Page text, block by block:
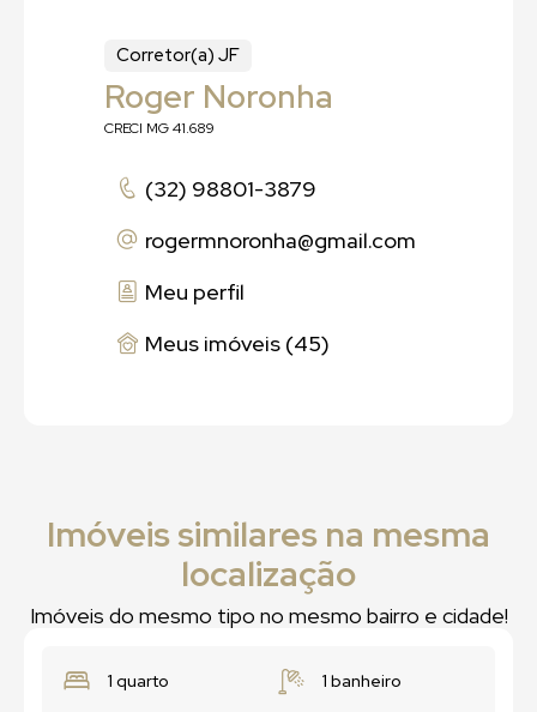
Corretor(a) JF
Roger Noronha
CRECI MG 41.689
(32) 98801-3879
rogermnoronha@gmail.com
Meu perfil
Meus imóveis (45)
Imóveis similares na mesma
localização
Imóveis do mesmo tipo no mesmo bairro e cidade!
1 quarto 1 banheiro